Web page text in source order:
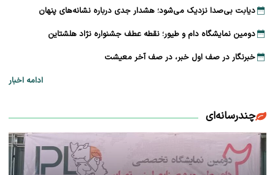
دیابت بی‌صدا نزدیک می‌شود؛ هشدار جدی درباره نشانه‌های پنهان
دومین نمایشگاه دام و طیور؛ نقطه عطف جشنواره نژاد هلشتاین
خبرنگار در صف اول خبر، در صف آخر معیشت
ادامه اخبار
چندرسانه‌ای